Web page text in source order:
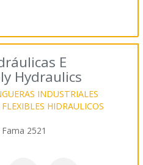
E
Hydraulics
INDUSTRIALES
FLEXIBLES HIDRAULICOS
2521